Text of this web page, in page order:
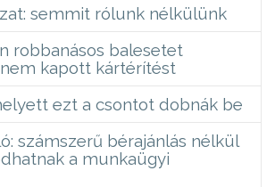
semmit rólunk nélkülünk
robbanásos balesetet
kapott kártérítést
ezt a csontot dobnák be
számszerű bérajánlás nélkül
a munkaügyi